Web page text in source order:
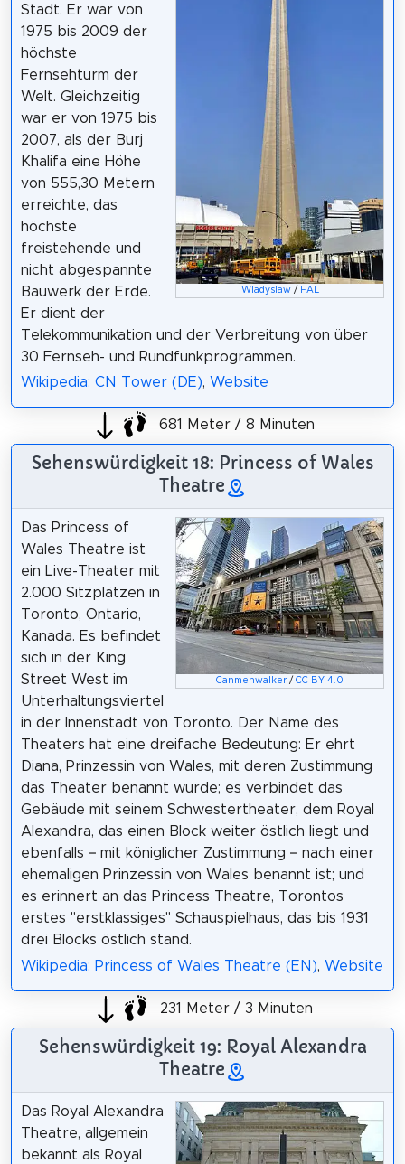
Wladyslaw/ FAL
Stadt. Er war von
1975 bis 2009 der
höchste
Fernsehturm der
Welt. Gleichzeitig
war er von 1975 bis
2007, als der Burj
Khalifa eine Höhe
von 555,30 Metern
erreichte, das
höchste
freistehende und
nicht abgespannte
Bauwerk der Erde.
Er dient der
Telekommunikation und der Verbreitung von über
30 Fernseh- und Rundfunkprogrammen.
Wikipedia: CN Tower (DE), Website
681 Meter / 8 Minuten
Sehenswürdigkeit 18: Princess of Wales
Theatre
Canmenwalker /CC BY 4.0
Das Princess of
Wales Theatre ist
ein Live-Theater mit
2.000 Sitzplätzen in
Toronto, Ontario,
Kanada. Es befindet
sich in der King
Street West im
Unterhaltungsviertel
in der Innenstadt von Toronto. Der Name des
Theaters hat eine dreifache Bedeutung: Er ehrt
Diana, Prinzessin von Wales, mit deren Zustimmung
das Theater benannt wurde; es verbindet das
Gebäude mit seinem Schwestertheater, dem Royal
Alexandra, das einen Block weiter östlich liegt und
ebenfalls – mit königlicher Zustimmung – nach einer
ehemaligen Prinzessin von Wales benannt ist; und
es erinnert an das Princess Theatre, Torontos
erstes "erstklassiges" Schauspielhaus, das bis 1931
drei Blocks östlich stand.
Wikipedia: Princess of Wales Theatre (EN), Website
231 Meter / 3 Minuten
Sehenswürdigkeit 19: Royal Alexandra
Theatre
Das Royal Alexandra
Theatre, allgemein
bekannt als Royal